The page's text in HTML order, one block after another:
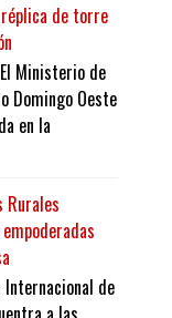
de torre
El Ministerio de
Domingo Oeste
en la
Rurales
Internacional de